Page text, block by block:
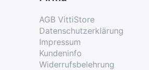
AGB VittiStore
Datenschutzerklärung
Impressum
Kundeninfo
Widerrufsbelehrung